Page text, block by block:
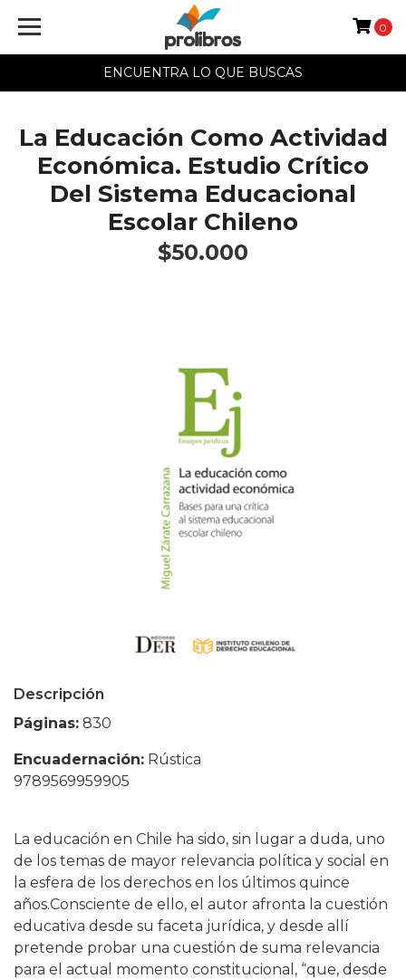
ENCUENTRA LO QUE BUSCAS
0
La Educación Como Actividad
Económica. Estudio Crítico
Del Sistema Educacional
Escolar Chileno
$50.000
Descripción
Páginas: 830
Encuadernación: Rústica
9789569959905
La educación en Chile ha sido, sin lugar a duda, uno
de los temas de mayor relevancia política y social en
la esfera de los derechos en los últimos quince
años.Consciente de ello, el autor afronta la cuestión
educativa desde su faceta jurídica, y desde allí
pretende probar una cuestión de suma relevancia
para el actual momento constitucional, “que, desde